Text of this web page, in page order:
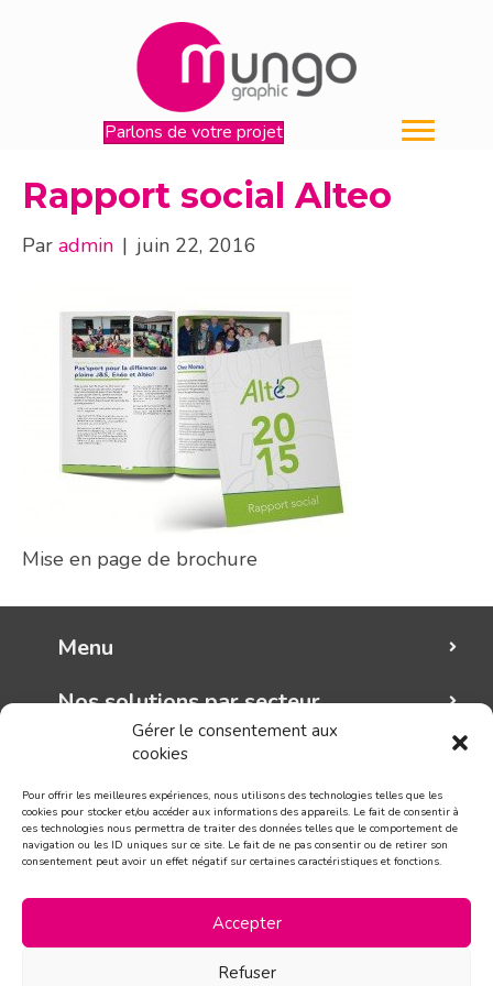
Gérer le consentement aux
cookies
Pour offrir les meilleures expériences, nous utilisons des technologies telles que les
cookies pour stocker et/ou accéder aux informations des appareils. Le fait de consentir à
ces technologies nous permettra de traiter des données telles que le comportement de
navigation ou les ID uniques sur ce site. Le fait de ne pas consentir ou de retirer son
consentement peut avoir un effet négatif sur certaines caractéristiques et fonctions.
Accepter
Refuser
Parlons de votre projet
Rapport social Alteo
Par admin | juin 22, 2016
Mise en page de brochure
Menu
Nos solutions par secteur
Mungo graphic
Suivez-nous!
CONTACT